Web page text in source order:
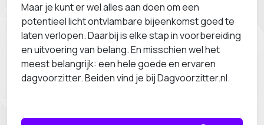
Maar je kunt er wel alles aan doen om een
potentieel licht ontvlambare bijeenkomst goed te
laten verlopen. Daarbij is elke stap in voorbereiding
en uitvoering van belang. En misschien wel het
meest belangrijk: een hele goede en ervaren
dagvoorzitter. Beiden vind je bij Dagvoorzitter.nl.